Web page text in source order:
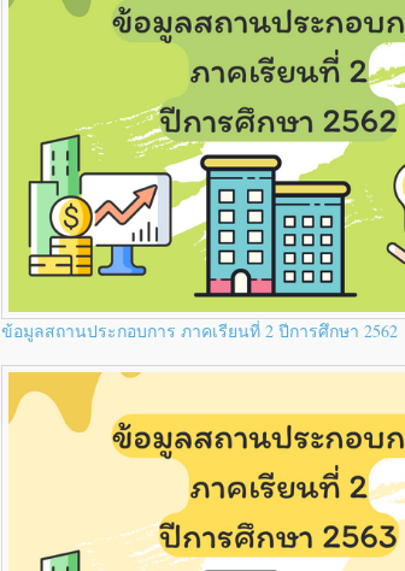
ข้อมูลสถานประกอบการ ภาคเรียนที่ 2 ปีการศึกษา